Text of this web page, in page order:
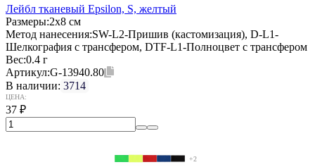
Лейбл тканевый Epsilon, S, желтый
Размеры:2х8 см
Метод нанесения:SW-L2-Пришив (кастомизация), D-L1-
Шелкография с трансфером, DTF-L1-Полноцвет с трансфером
Вес:0.4 г
Артикул:G-13940.80
В наличии: 3714
ЦЕНА:
37 ₽
+2